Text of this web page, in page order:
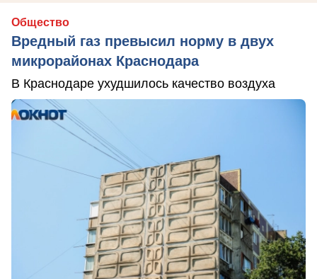
Общество
Вредный газ превысил норму в двух
микрорайонах Краснодара
В Краснодаре ухудшилось качество воздуха